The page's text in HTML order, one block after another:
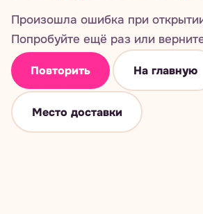
Произошла ошибка при
Попробуйте ещё раз или
Повторить На главную
Место доставки